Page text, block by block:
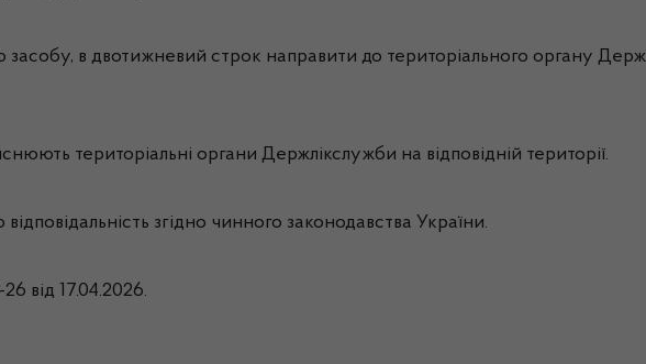
засобу, в двотижневий строк направити до територіального органу
територіальні органи Держлікслужби на відповідній території.
згідно чинного законодавства України.
від 17.04.2026.